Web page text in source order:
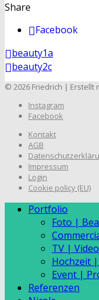
Share
Facebook
beauty1a
beauty2c
© 2026 Friedrich | Erstellt
Instagram
Facebook
Kontakt
AGB
Impressum
Login
Cookie policy (EU)
Portfolio
Foto |
TV |
Hochzeit
Event |
Referenzen